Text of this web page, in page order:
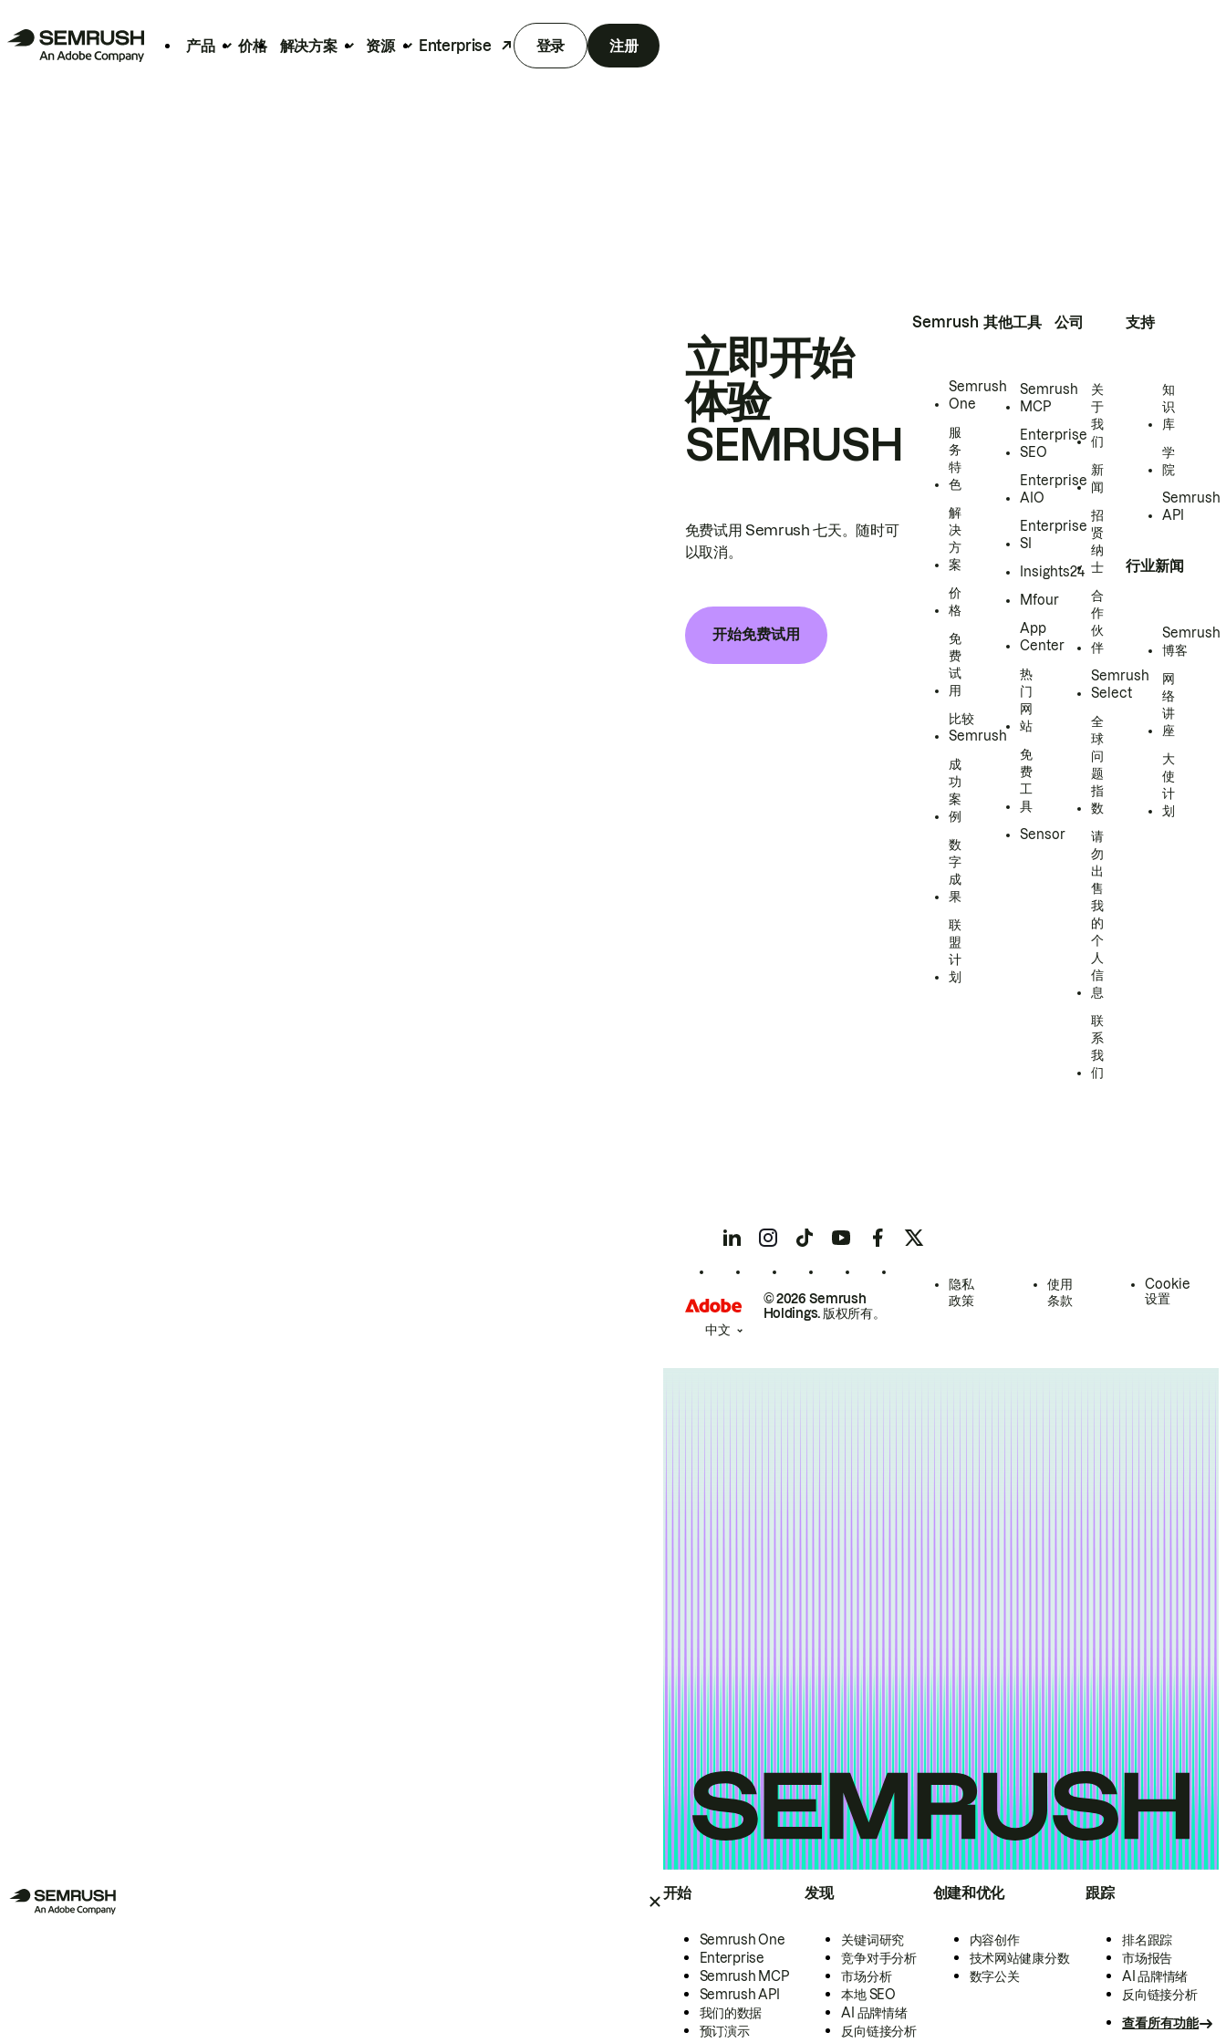
产品 价格 解决方案 资源 Enterprise 登录 注册
开始
Semrush One
Enterprise
Semrush MCP
Semrush API
我们的数据
预订演示
发现
关键词研究
竞争对手分析
市场分析
本地 SEO
AI 品牌情绪
反向链接分析
创建和优化
内容创作
技术网站健康分数
数字公关
跟踪
排名跟踪
市场报告
AI 品牌情绪
反向链接分析
查看所有功能
立即开始
体验
SEMRUSH
免费试用 Semrush 七天。随时可
以取消。
开始免费试用
Semrush
Semrush
One
服
务
特
色
解
决
方
案
价
格
免
费
试
用
比较
Semrush
成
功
案
例
数
字
成
果
联
盟
计
划
其他工具
Semrush
MCP
Enterprise
SEO
Enterprise
AIO
Enterprise
SI
Insights24
Mfour
App
Center
热
门
网
站
免
费
工
具
Sensor
公司
关
于
我
们
新
闻
招
贤
纳
士
合
作
伙
伴
Semrush
Select
全
球
问
题
指
数
请
勿
出
售
我
的
个
人
信
息
联
系
我
们
支持
知
识
库
学
院
Semrush
API
行业新闻
Semrush
博客
网
络
讲
座
大
使
计
划
© 2026 Semrush
Holdings. 版权所有。
隐私
政策
使用
条款
Cookie
设置
中文